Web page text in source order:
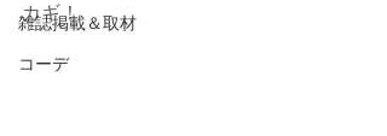
雑誌掲載＆取材
コーデ
カギ！